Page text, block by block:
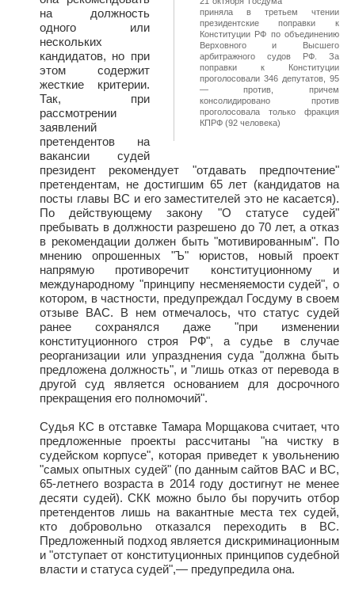
приняла в третьем чтении
президентские поправки к
Конституции РФ по объединению
Верховного и Высшего
арбитражного судов РФ. За
поправки к Конституции
проголосовали 346 депутатов, 95
— против, причем
консолидировано против
проголосовала только фракция
КПРФ (92 человека)
на должность
одного или
нескольких
кандидатов, но при
этом содержит
жесткие критерии.
Так, при
рассмотрении
заявлений
претендентов на
вакансии судей
президент рекомендует "отдавать предпочтение"
претендентам, не достигшим 65 лет (кандидатов на
посты главы ВС и его заместителей это не касается).
По действующему закону "О статусе судей"
пребывать в должности разрешено до 70 лет, а отказ
в рекомендации должен быть "мотивированным". По
мнению опрошенных "Ъ" юристов, новый проект
напрямую противоречит конституционному и
международному "принципу несменяемости судей", о
котором, в частности, предупреждал Госдуму в своем
отзыве ВАС. В нем отмечалось, что статус судей
ранее сохранялся даже "при изменении
конституционного строя РФ", а судье в случае
реорганизации или упразднения суда "должна быть
предложена должность", и "лишь отказ от перевода в
другой суд является основанием для досрочного
прекращения его полномочий".
Судья КС в отставке Тамара Морщакова считает, что
предложенные проекты рассчитаны "на чистку в
судейском корпусе", которая приведет к увольнению
"самых опытных судей" (по данным сайтов ВАС и ВС,
65-летнего возраста в 2014 году достигнут не менее
десяти судей). СКК можно было бы поручить отбор
претендентов лишь на вакантные места тех судей,
кто добровольно отказался переходить в ВС.
Предложенный подход является дискриминационным
и "отступает от конституционных принципов судебной
власти и статуса судей",— предупредила она.